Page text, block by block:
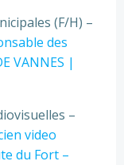
(F/H) –
des
VANNES |
–
video
du Fort –